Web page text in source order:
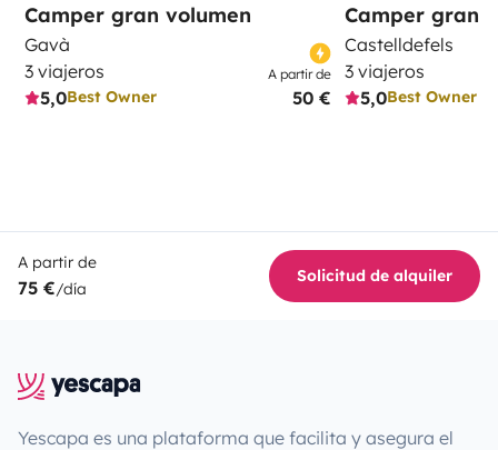
Camper gran volumen
Gavà
3 viajeros
5,0Best Owner
A partir de
50 €
Camper gran
Castelldefels
3 viajeros
5,0Best Owner
A partir de
75 €/día
Solicitud de alquiler
Yescapa es una plataforma que facilita y asegura el